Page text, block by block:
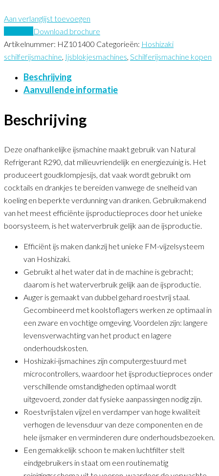
Aan verlanglijst toevoegen
Download brochure
Artikelnummer: HZ101400 Categorieën: Hoshizaki
schilferijsmachine Ijsblokjesmachines Schilferijsmachine kopen
Beschrijving
Aanvullende informatie
Beschrijving
Deze onafhankelijke ijsmachine maakt gebruik van Natural
Refrigerant R290, dat milieuvriendelijk en energiezuinig is. Het
produceert goudklompjesijs, dat vaak wordt gebruikt om
cocktails en drankjes te bereiden vanwege de snelheid van
koeling en beperkte verdunning van dranken. Gebruikmakend
van het meest efficiënte ijsproductieproces door het unieke
boorsysteem, is het waterverbruik gelijk aan de ijsproductie.
Efficiënt ijs maken dankzij het unieke FM-vijzelsysteem
van Hoshizaki.
Gebruikt al het water dat in de machine is gebracht;
daarom is het waterverbruik gelijk aan de ijsproductie.
Auger is gemaakt van dubbel gehard roestvrij staal.
Gecombineerd met koolstoflagers werken ze optimaal in
een zware en vochtige omgeving. Voordelen zijn: langere
levensverwachting van het product en lagere
onderhoudskosten.
Hoshizaki-ijsmachines zijn computergestuurd met
microcontrollers, waardoor het ijsproductieproces onder
verschillende omstandigheden optimaal wordt
uitgevoerd, zonder dat fysieke aanpassingen nodig zijn.
Roestvrijstalen vijzel en verdamper van hoge kwaliteit
verhogen de levensduur van deze componenten en de
hele ijsmaker en verminderen dure onderhoudsbezoeken.
Een gemakkelijk schoon te maken luchtfilter stelt
eindgebruikers in staat om een ​​routinematig